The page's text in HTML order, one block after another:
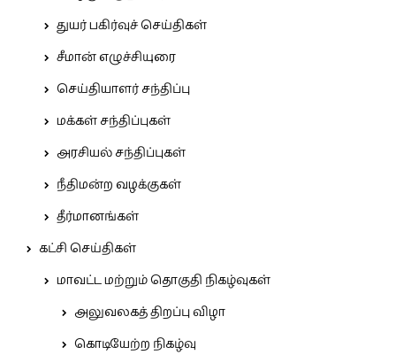
துயர் பகிர்வுச் செய்திகள்
சீமான் எழுச்சியுரை
செய்தியாளர் சந்திப்பு
மக்கள் சந்திப்புகள்
அரசியல் சந்திப்புகள்
நீதிமன்ற வழக்குகள்
தீர்மானங்கள்
கட்சி செய்திகள்
மாவட்ட மற்றும் தொகுதி நிகழ்வுகள்
அலுவலகத் திறப்பு விழா
கொடியேற்ற நிகழ்வு